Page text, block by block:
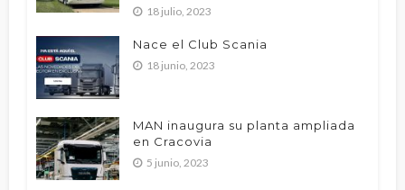
18 julio, 2023
Nace el Club Scania
18 junio, 2023
MAN inaugura su planta ampliada
en Cracovia
5 junio, 2023